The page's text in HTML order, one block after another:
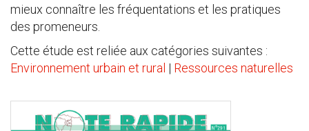
mieux connaître les fréquentations et les pratiques
des promeneurs.
Cette étude est reliée aux catégories suivantes :
Environnement urbain et rural | Ressources naturelles